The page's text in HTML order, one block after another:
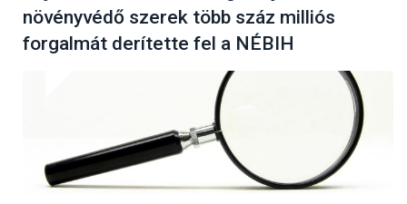
növényvédő szerek több száz milliós
forgalmát derítette fel a NÉBIH